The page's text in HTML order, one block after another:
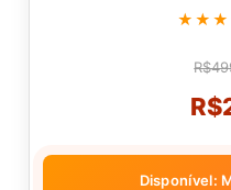
Disponível: